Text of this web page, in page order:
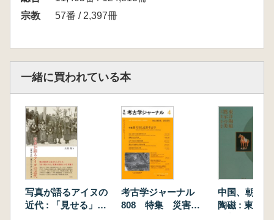
一/土屋昌明(司会)
【コラム】神道に残る道教文献―『老子述義』
『北斗経』『修真九転丹道図』を中心に 松下
平安時代の蓍亀占について 奈良場勝
【コラム】陰陽五行説と中世神道論―附・『東
家秘伝』小考 原克昭
平田篤胤と道教の洞天思想 森瑞枝・土屋昌明
第3部 修験道と道教
道教と山岳信仰・修験道 鈴木正崇
修験道と道教―英彦山修験にみられる道教的要
宗教
57番 / 2,397冊
一緒に買われている本
写真が語るアイヌの
近代 : 「見せる」
考古学ジャーナル
808 特集 災害と
中国、朝鮮
陶磁 : 東洋陶